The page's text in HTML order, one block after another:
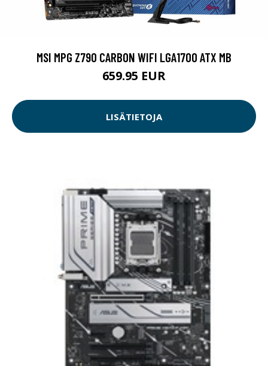
MSI MPG Z790 CARBON WIFI LGA1700 ATX MB
659.95 EUR
LISÄTIETOJA